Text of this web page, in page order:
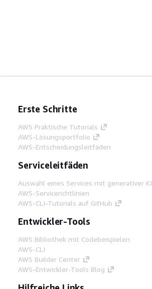
Erste Schritte
AWS Praktische Tutorials
AWS-Lösungsportfolio
AWS-Entscheidungsleitfäden
Serviceleitfäden
Auswahl eines Services mit generativer KI
AWS-Servicerichtlinien
AWS-CLI-Tutorials auf GitHub
Entwickler-Tools
AWS Bibliothek mit Codebeispielen
AWS-CLI
AWS Builder Center
AWS-Entwickler-Tools Blog